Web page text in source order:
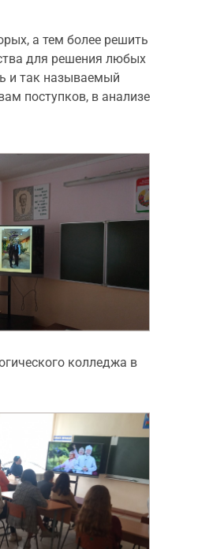
а тем более решить
для решения любых
и так называемый
поступков, в анализе
колледжа в